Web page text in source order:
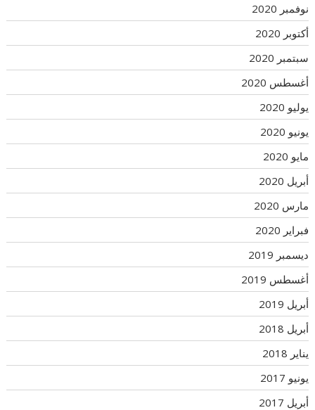
نوفمبر 2020
أكتوبر 2020
سبتمبر 2020
أغسطس 2020
يوليو 2020
يونيو 2020
مايو 2020
أبريل 2020
مارس 2020
فبراير 2020
ديسمبر 2019
أغسطس 2019
أبريل 2019
أبريل 2018
يناير 2018
يونيو 2017
أبريل 2017